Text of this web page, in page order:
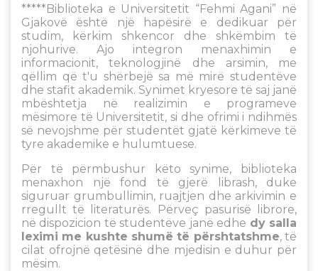
*****Biblioteka e Universitetit “Fehmi Agani” në
Gjakovë është një hapësirë e dedikuar për
studim, kërkim shkencor dhe shkëmbim të
njohurive. Ajo integron menaxhimin e
informacionit, teknologjinë dhe arsimin, me
qëllim që t'u shërbejë sa më mirë studentëve
dhe stafit akademik. Synimet kryesore të saj janë
mbështetja në realizimin e programeve
mësimore të Universitetit, si dhe ofrimi i ndihmës
së nevojshme për studentët gjatë kërkimeve të
tyre akademike e hulumtuese.
Për të përmbushur këto synime, biblioteka
menaxhon një fond të gjerë librash, duke
siguruar grumbullimin, ruajtjen dhe arkivimin e
rregullt të literaturës. Përveç pasurisë librore,
në dispozicion të studentëve janë edhe dy salla
leximi me kushte shumë të përshtatshme, të
cilat ofrojnë qetësinë dhe mjedisin e duhur për
mësim.